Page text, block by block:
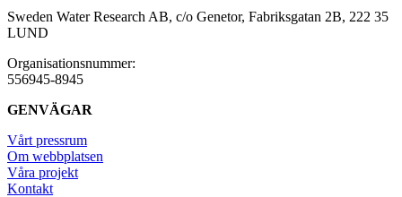
Sweden Water Research AB, c/o Genetor, Fabriksgatan 2B, 222 35
LUND
Organisationsnummer:
556945-8945
GENVÄGAR
Vårt pressrum
Om webbplatsen
Våra projekt
Kontakt